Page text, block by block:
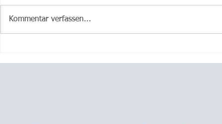
Cooler Abend mit unserem
macht
Kommentar verfassen...